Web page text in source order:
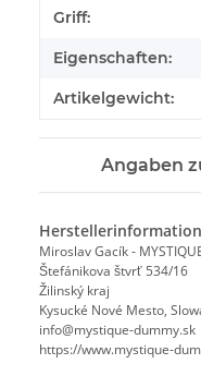
Griff:
Eigenschaften:
Artikelgewicht:
Angaben
Miroslav Gacík -
Štefánikova štvrť 534/16
Žilinský kraj
Kysucké Nové Mesto,
info@mystique-dummy.sk
https://www.mystique-